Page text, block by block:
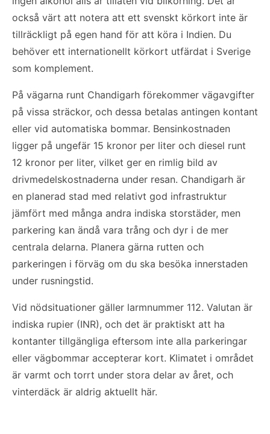
också värt att notera att ett svenskt körkort inte är
tillräckligt på egen hand för att köra i Indien. Du
behöver ett internationellt körkort utfärdat i Sverige
som komplement.
På vägarna runt Chandigarh förekommer vägavgifter
på vissa sträckor, och dessa betalas antingen kontant
eller vid automatiska bommar. Bensinkostnaden
ligger på ungefär 15 kronor per liter och diesel runt
12 kronor per liter, vilket ger en rimlig bild av
drivmedelskostnaderna under resan. Chandigarh är
en planerad stad med relativt god infrastruktur
jämfört med många andra indiska storstäder, men
parkering kan ändå vara trång och dyr i de mer
centrala delarna. Planera gärna rutten och
parkeringen i förväg om du ska besöka innerstaden
under rusningstid.
Vid nödsituationer gäller larmnummer 112. Valutan är
indiska rupier (INR), och det är praktiskt att ha
kontanter tillgängliga eftersom inte alla parkeringar
eller vägbommar accepterar kort. Klimatet i området
är varmt och torrt under stora delar av året, och
vinterdäck är aldrig aktuellt här.